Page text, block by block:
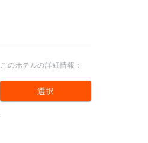
このホテルの詳細情報：
選択